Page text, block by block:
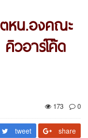
หน.องคณะ
วอาร์โค๊ด
173
0
tweet share